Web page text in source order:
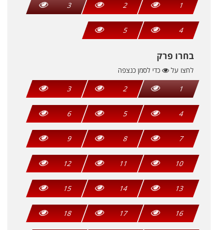
1
2
3
4
5
בחרו פרק
לחצו על
כדי לסמן כנצפה
1
2
3
4
5
6
7
8
9
10
11
12
13
14
15
16
17
18